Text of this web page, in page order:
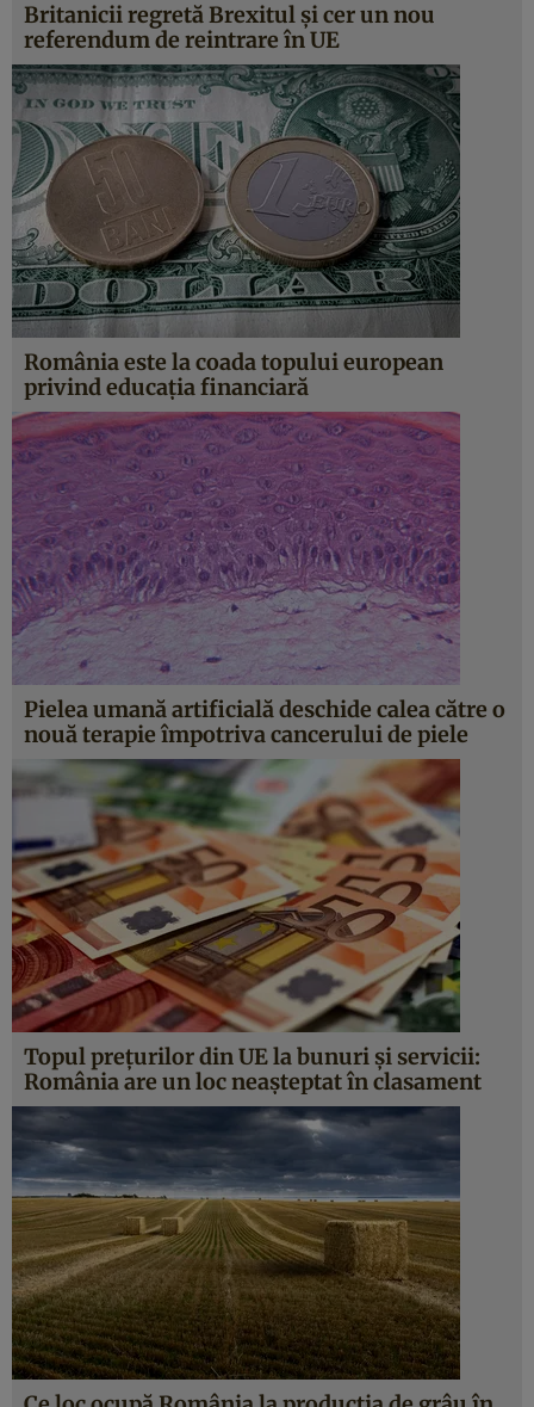
Britanicii regretă Brexitul și cer un nou
referendum de reintrare în UE
România este la coada topului european
privind educaţia financiară
Pielea umană artificială deschide calea către o
nouă terapie împotriva cancerului de piele
Topul prețurilor din UE la bunuri și servicii:
România are un loc neașteptat în clasament